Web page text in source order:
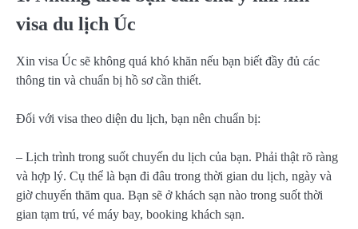
visa du lịch Úc
Xin visa Úc sẽ không quá khó khăn nếu bạn biết đầy đủ các
thông tin và chuẩn bị hồ sơ cần thiết.
Đối với visa theo diện du lịch, bạn nên chuẩn bị:
– Lịch trình trong suốt chuyến du lịch của bạn. Phải thật rõ ràng
và hợp lý. Cụ thể là bạn đi đâu trong thời gian du lịch, ngày và
giờ chuyến thăm qua. Bạn sẽ ở khách sạn nào trong suốt thời
gian tạm trú, vé máy bay, booking khách sạn.